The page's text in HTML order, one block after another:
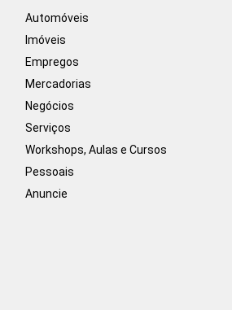
Automóveis
Imóveis
Empregos
Mercadorias
Negócios
Serviços
Workshops, Aulas e Cursos
Pessoais
Anuncie